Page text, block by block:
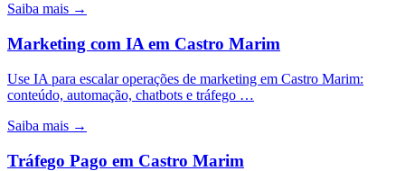
Saiba mais →
Marketing com IA em Castro Marim
Use IA para escalar operações de marketing em Castro Marim:
conteúdo, automação, chatbots e tráfego …
Saiba mais →
Tráfego Pago em Castro Marim